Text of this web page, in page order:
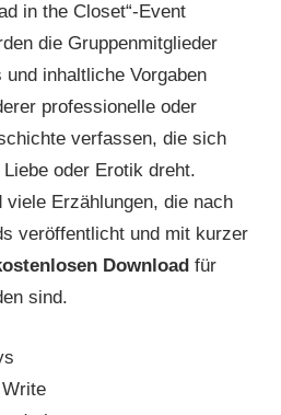
in the Closet“-Event
die Gruppenmitglieder
inhaltliche Vorgaben
professionelle oder
verfassen, die sich
oder Erotik dreht.
viele Erzählungen, die nach
veröffentlicht und mit kurzer
Download für
sind.